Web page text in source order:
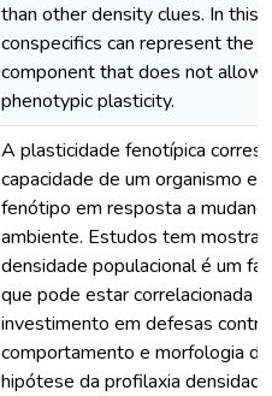
than other density clues. In this
conspecifics can represent the
component that does not allow
phenotypic plasticity.
A plasticidade fenotípica
capacidade de um organismo
fenótipo em resposta a
ambiente. Estudos tem
densidade populacional é um
que pode estar correlacionada a
investimento em defesas
comportamento e morfologia
hipótese da profilaxia